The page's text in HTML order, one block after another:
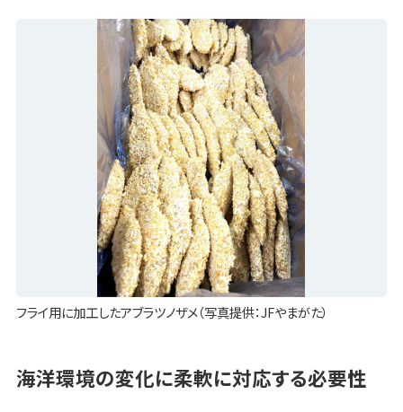
フライ用に加工したアブラツノザメ（写真提供：JFやまがた）
海洋環境の変化に柔軟に対応する必要性